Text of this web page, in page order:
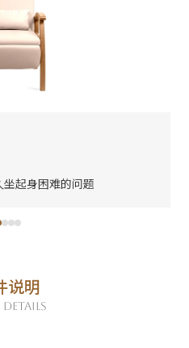
起身困难的问题
说明